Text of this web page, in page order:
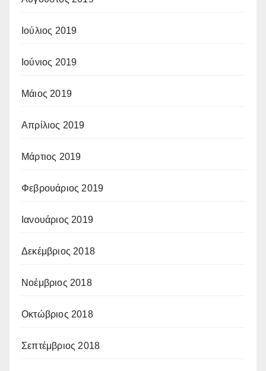
Ιούλιος 2019
Ιούνιος 2019
Μάιος 2019
Απρίλιος 2019
Μάρτιος 2019
Φεβρουάριος 2019
Ιανουάριος 2019
Δεκέμβριος 2018
Νοέμβριος 2018
Οκτώβριος 2018
Σεπτέμβριος 2018